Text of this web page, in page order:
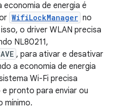
economia de energia é
WifiLockManager no
o driver WLAN precisa
NL80211,
, para ativar e desativar
a economia de energia
Wi-Fi precisa
pronto para enviar ou
mínimo.